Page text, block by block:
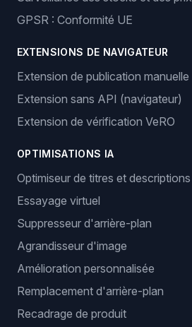
GPSR : Conformité UE
EXTENSIONS DE NAVIGATEUR
Extension de publication manuelle
Extension sans API (navigateur)
Extension de vérification VeRO
OPTIMISATIONS IA
Optimiseur de titres et descriptions
Essayage virtuel
Suppresseur d'arrière-plan
Agrandisseur d'image
Amélioration personnalisée
Remplacement d'arrière-plan
Recadrage de produit